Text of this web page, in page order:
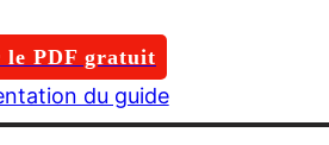
le PDF gratuit
du guide